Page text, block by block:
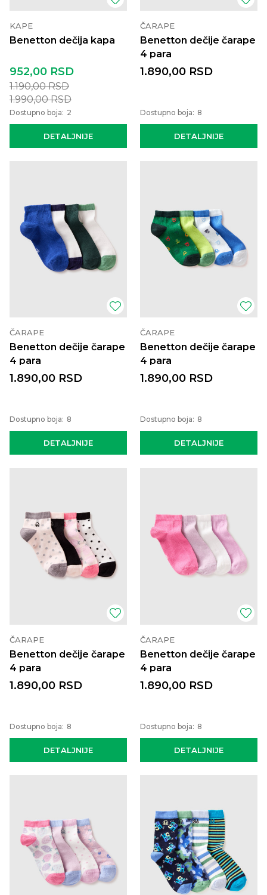
KAPE
Benetton dečija kapa
DETALJNIJE
952,00 RSD
1.190,00RSD
1.990,00RSD
Dostupno boja: 2
ČARAPE
Benetton dečije čarape
4 para
DETALJNIJE
1.890,00 RSD
Dostupno boja: 8
ČARAPE
Benetton dečije čarape
4 para
DETALJNIJE
1.890,00 RSD
Dostupno boja: 8
ČARAPE
Benetton dečije čarape
4 para
DETALJNIJE
1.890,00 RSD
Dostupno boja: 8
ČARAPE
Benetton dečije čarape
4 para
DETALJNIJE
1.890,00 RSD
Dostupno boja: 8
ČARAPE
Benetton dečije čarape
4 para
DETALJNIJE
1.890,00 RSD
Dostupno boja: 8